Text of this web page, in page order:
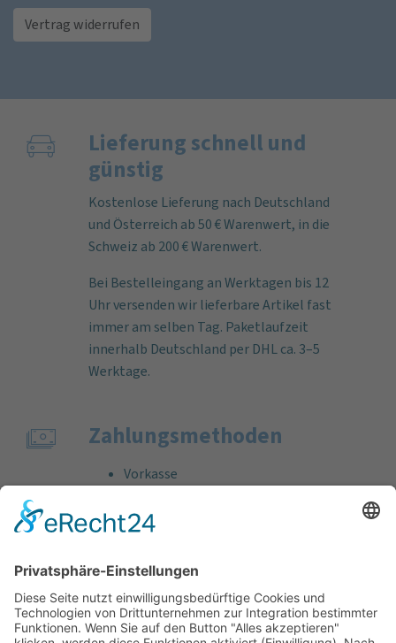
Vertrag widerrufen
Lieferung schnell und
günstig
Kostenlose Lieferung nach Deutschland
und Österreich ab 50 € Warenwert, in die
Schweiz ab 200 € Warenwert.
Bei Bestelleingang an Werktagen bis 12
Uhr versenden wir lieferbare Artikel fast
immer am selben Tag. Paketlaufzeit
innerhalb Deutschland per DHL ca. 3–5
Werktage.
Zahlungs­methoden
Vorkasse
Bankeinzug
Kreditkarte (VISA & MasterCard)
Support
Kostenlose Beratung vor und nach dem